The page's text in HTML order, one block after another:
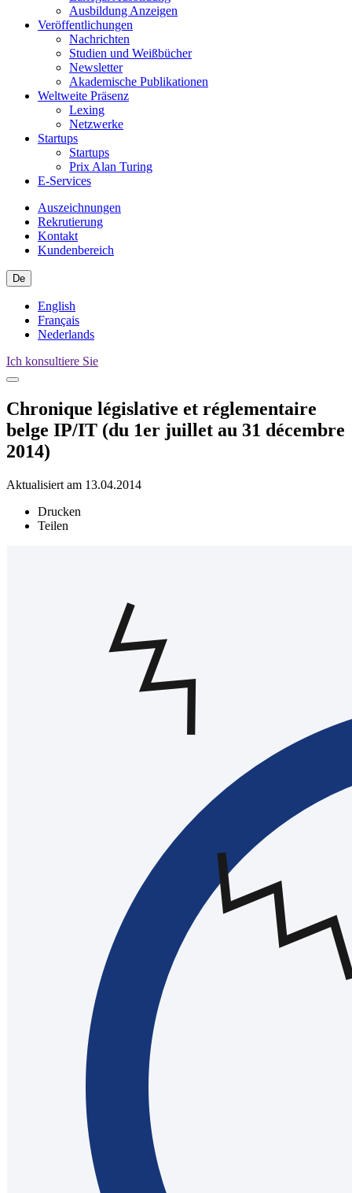
Ausbildung Anzeigen
Veröffentlichungen
Nachrichten
Studien und Weißbücher
Newsletter
Akademische Publikationen
Weltweite Präsenz
Lexing
Netzwerke
Startups
Startups
Prix Alan Turing
E-Services
Auszeichnungen
Rekrutierung
Kontakt
Kundenbereich
De
English
Français
Nederlands
Ich konsultiere Sie
Chronique législative et réglementaire
belge IP/IT (du 1er juillet au 31 décembre
2014)
Aktualisiert am 13.04.2014
Drucken
Teilen